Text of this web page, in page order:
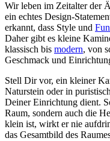
Wir leben im Zeitalter der
ein echtes Design-
erkannt, dass Style und
Daher gibt es kleine
klassisch bis modern, von
Geschmack und
Stell Dir vor, ein kleiner
Naturstein oder in
Deiner Einrichtung dient.
Raum, sondern auch die
klein ist, wirkt er nie
das Gesamtbild des